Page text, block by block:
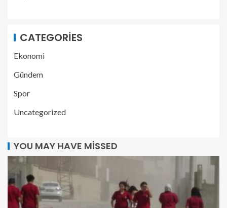
CATEGORIES
Ekonomi
Gündem
Spor
Uncategorized
YOU MAY HAVE MISSED